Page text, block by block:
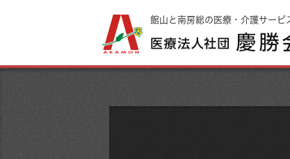
館山と南房総の医療・介護サービ